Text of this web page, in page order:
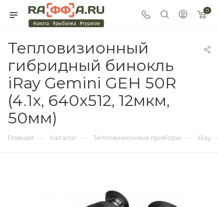
0
Тепловизионный
гибридный бинокль
iRay Gemini GEH 50R
(4.1x, 640x512, 12мкм,
50мм)
Главная — Каталог — Тепловизионные приборы — iRay